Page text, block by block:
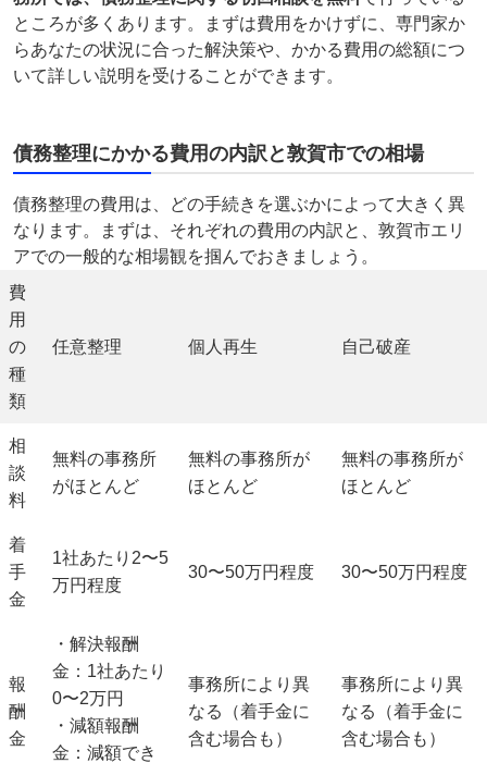
ところが多くあります。まずは費用をかけずに、専門家か
らあなたの状況に合った解決策や、かかる費用の総額につ
いて詳しい説明を受けることができます。
債務整理にかかる費用の内訳と敦賀市での相場
債務整理の費用は、どの手続きを選ぶかによって大きく異
なります。まずは、それぞれの費用の内訳と、敦賀市エリ
アでの一般的な相場観を掴んでおきましょう。
費
用
の
種
類
任意整理 個人再生 自己破産
相
談
料
無料の事務所
がほとんど
無料の事務所が
ほとんど
無料の事務所が
ほとんど
着
手
金
1社あたり 2〜5
万円程度
30〜50万円程度 30〜50万円程度
報
酬
金
・解決報酬
金：1社あたり
0〜2万円
・減額報酬
金：減額でき
事務所により異
なる（着手金に
含む場合も）
事務所により異
なる（着手金に
含む場合も）